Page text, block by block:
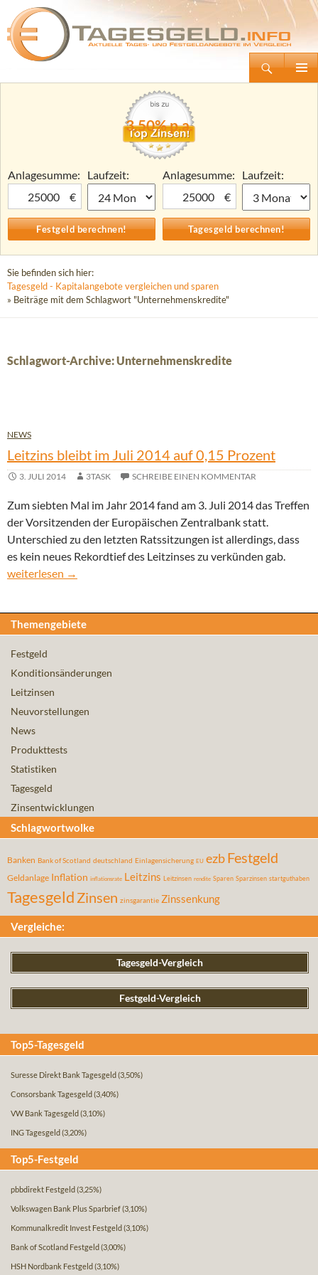
Tagesgeld.info – Tagesgeldkonten vergleichen und Tagesgeld-Zinsen berechnen
Zum
3,50% p.a.
Anlagesumme:
€
Laufzeit:
Anlagesumme:
€
Laufzeit:
Sie befinden sich hier:
Tagesgeld - Kapitalangebote vergleichen und sparen
» Beiträge mit dem Schlagwort "Unternehmenskredite"
Schlagwort-Archive: Unternehmenskredite
NEWS
Leitzins bleibt im Juli 2014 auf 0,15 Prozent
3. JULI 2014 3TASK SCHREIBE EINEN KOMMENTAR
Zum siebten Mal im Jahr 2014 fand am 3. Juli 2014 das Treffen
der Vorsitzenden der Europäischen Zentralbank statt.
Unterschied zu den letzten Ratssitzungen ist allerdings, dass
es kein neues Rekordtief des Leitzinses zu verkünden gab.
Leitzins bleibt im Juli 2014 auf 0,15 Prozent
weiterlesen →
Themengebiete
Festgeld
Konditionsänderungen
Leitzinsen
Neuvorstellungen
News
Produkttests
Statistiken
Tagesgeld
Zinsentwicklungen
Schlagwortwolke
Banken Bank of Scotland deutschland Einlagensicherung EU ezbFestgeld
Geldanlage Inflation inflationsrate Leitzins Leitzinsen rendite Sparen Sparzinsen startguthaben
Tagesgeld Zinsen zinsgarantie Zinssenkung
Vergleiche:
Tagesgeld-Vergleich
Festgeld-Vergleich
Top5-Tagesgeld
Suresse Direkt Bank Tagesgeld (3,50%)
Consorsbank Tagesgeld (3,40%)
VW Bank Tagesgeld (3,10%)
ING Tagesgeld (3,20%)
Top5-Festgeld
pbbdirekt Festgeld (3,25%)
Volkswagen Bank Plus Sparbrief(3,10%)
Kommunalkredit Invest Festgeld (3,10%)
Bank of Scotland Festgeld (3,00%)
HSH Nordbank Festgeld (3,10%)